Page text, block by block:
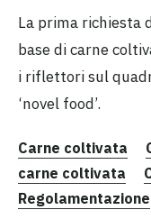
La prima richiesta
base di carne
i riflettori sul
‘novel food’.
Carne coltivata
carne coltivata
Regolamentazione